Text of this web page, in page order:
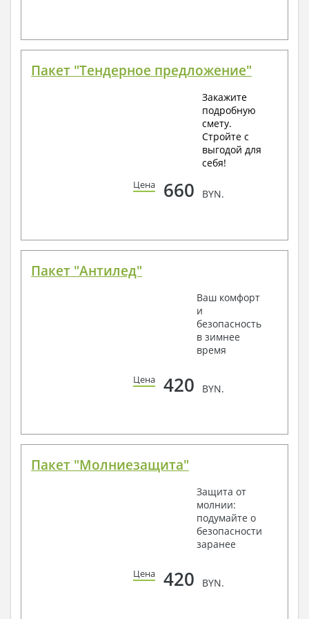
Пакет "Тендерное предложение"
Закажите
подробную
смету.
Стройте с
выгодой для
себя!
Цена 660 BYN.
Пакет "Антилед"
Ваш комфорт
и
безопасность
в зимнее
время
Цена 420 BYN.
Пакет "Молниезащита"
Защита от
молнии:
подумайте о
безопасности
заранее
Цена 420 BYN.